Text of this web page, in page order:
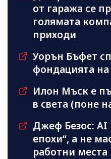
от гаража се
голямата
приходи
Уорън Бъфет
фондацията на
Илон Мъск е
в света (поне
Джеф Безос: AI
епохи“, а не
работни места